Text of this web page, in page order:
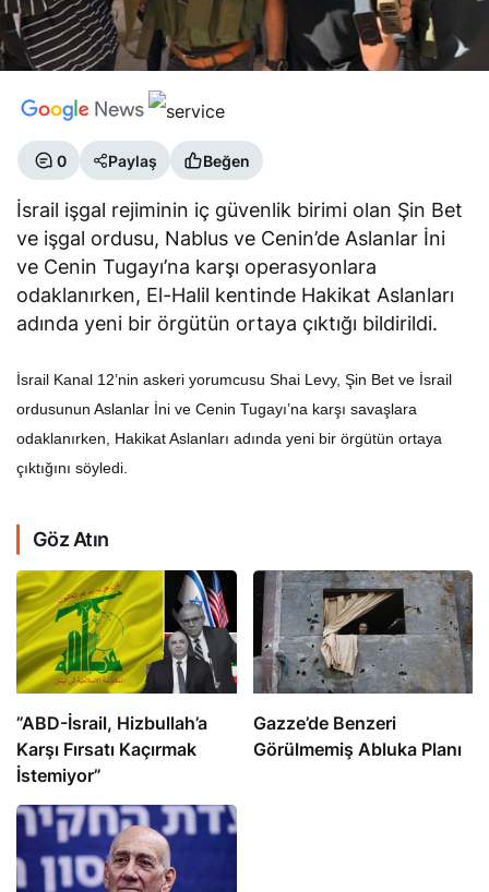
0 Paylaş Beğen
İsrail işgal rejiminin iç güvenlik birimi olan Şin Bet
ve işgal ordusu, Nablus ve Cenin’de Aslanlar İni
ve Cenin Tugayı’na karşı operasyonlara
odaklanırken, El-Halil kentinde Hakikat Aslanları
adında yeni bir örgütün ortaya çıktığı bildirildi.
İsrail Kanal 12’nin askeri yorumcusu Shai Levy, Şin Bet ve İsrail
ordusunun Aslanlar İni ve Cenin Tugayı’na karşı savaşlara
odaklanırken, Hakikat Aslanları adında yeni bir örgütün ortaya
çıktığını söyledi.
Göz Atın
​​​​​​​”ABD-İsrail, Hizbullah’a
Karşı Fırsatı Kaçırmak
İstemiyor”
​​​​​​​Gazze’de Benzeri
Görülmemiş Abluka Planı